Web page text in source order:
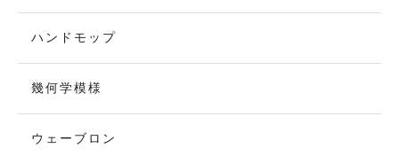
ハンドモップ
幾何学模様
ウェーブロン